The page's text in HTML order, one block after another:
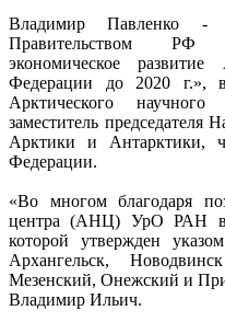
Владимир Павленко -
Правительством РФ
экономическое
Федерации до 2020 г.»,
Арктического
заместитель
Арктики и Антарктики,
Федерации.
«Во многом благодаря
центра (АНЦ) УрО РАН в
которой утвержден
Архангельск,
Мезенский, Онежский и
Владимир Ильич.